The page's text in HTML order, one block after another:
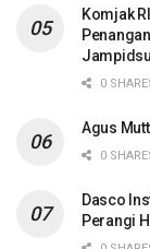
Komjak
0
Agus
0
Dasco
Perangi